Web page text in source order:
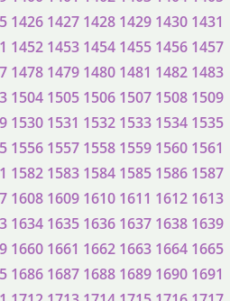
1426 1427 1428 1429 1430 1431
1452 1453 1454 1455 1456 1457
1478 1479 1480 1481 1482 1483
1504 1505 1506 1507 1508 1509
1530 1531 1532 1533 1534 1535
1556 1557 1558 1559 1560 1561
1582 1583 1584 1585 1586 1587
1608 1609 1610 1611 1612 1613
1634 1635 1636 1637 1638 1639
1660 1661 1662 1663 1664 1665
1686 1687 1688 1689 1690 1691